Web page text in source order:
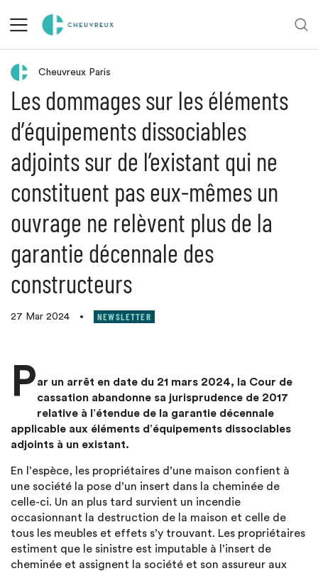
Retour aux actualités
Cheuvreux Paris
Les dommages sur les éléments
d’équipements dissociables
adjoints sur de l’existant qui ne
constituent pas eux-mêmes un
ouvrage ne relèvent plus de la
garantie décennale des
constructeurs
27 Mar 2024 • NEWSLETTER
Par un arrêt en date du 21 mars 2024, la Cour de
cassation abandonne sa jurisprudence de 2017
relative à l’étendue de la garantie décennale
applicable aux éléments d’équipements dissociables
adjoints à un existant.
En l’espèce, les propriétaires d’une maison confient à
une société la pose d’un insert dans la cheminée de
celle-ci. Un an plus tard survient un incendie
occasionnant la destruction de la maison et celle de
tous les meubles et effets s’y trouvant. Les propriétaires
estiment que le sinistre est imputable à l’insert de
cheminée et assignent la société et son assureur aux